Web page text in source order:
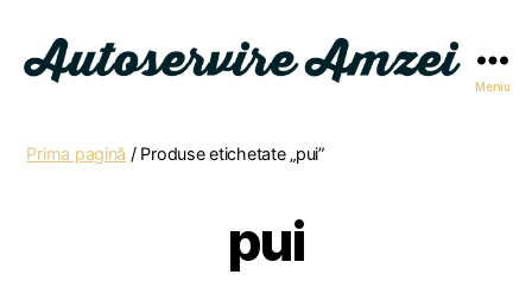
Meniu
Prima pagină / Produse etichetate „pui”
pui